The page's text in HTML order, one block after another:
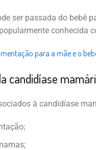
ser passada do bebê
conhecida
para a mãe e o
candidíase
à candidíase